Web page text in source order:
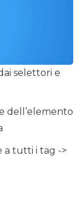
selettori e
dell’elemento
a tutti i tag ->